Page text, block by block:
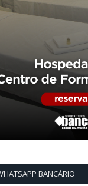
BANCÁRIO